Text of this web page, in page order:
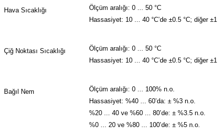
Hava Sıcaklığı
Ölçüm aralığı: 0 ... 50 °C
Hassasiyet: 10 ... 40 °C’de ±0.5 °C; diğer ±1
Çiğ Noktası Sıcaklığı
Ölçüm aralığı: 0 ... 50 °C
Hassasiyet: 10 ... 40 °C’de ±0.5 °C; diğer ±1
Bağıl Nem
Ölçüm aralığı: 0 ... 100% n.o.
Hassasiyet: %40 ... 60’da: ± %3 n.o.
%20 ... 40 ve %60 ... 80’de: ± %3.5 n.o.
%0 ... 20 ve %80 ... 100’de: ± %5 n.o.